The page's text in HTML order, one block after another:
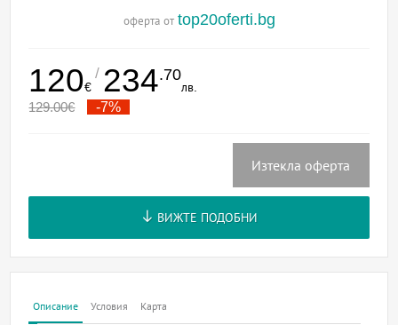
оферта от top20oferti.bg
120€
/ 234.70
лв.
129.00€ -7%
Изтекла оферта
ВИЖТЕ ПОДОБНИ
Описание Условия Карта